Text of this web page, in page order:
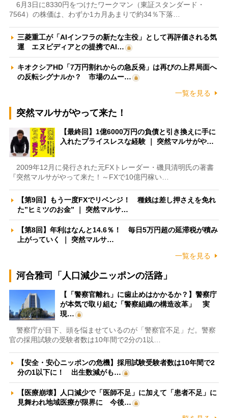
6月3日に8330円をつけたワークマン（東証スタンダード・
7564）の株価は、わずか1カ月あまりで約34％下落…
三菱重工が「AIインフラの新たな主役」として再評価される気
運 エヌビディアとの提携でAI…
キオクシアHD「7万円割れからの急反発」は再びの上昇局面へ
の反転シグナルか？ 市場のムー…
一覧を見る
突然マルサがやって来た！
【最終回】1億6000万円の負債と引き換えに手に
入れたプライスレスな経験 ｜ 突然マルサがや…
2009年12月に発行された元FXトレーダー・磯貝清明氏の著書
『突然マルサがやって来た！～FXで10億円稼い…
【第9回】もう一度FXでリベンジ！ 種銭は差し押さえを免れ
た”ヒミツのお金” ｜ 突然マルサ…
【第8回】年利はなんと14.6％！ 毎日5万円超の延滞税が積み
上がっていく ｜ 突然マルサ…
一覧を見る
河合雅司「人口減少ニッポンの活路」
【「警察官離れ」に歯止めはかかるか？】警察庁
が本気で取り組む「警察組織の構造改革」 実
現…
警察庁が目下、頭を悩ませているのが「警察官不足」だ。警察
官の採用試験の受験者数は10年間で2分の1以…
【安全・安心ニッポンの危機】採用試験受験者数は10年間で2
分の1以下に！ 出生数減がも…
【医療崩壊】人口減少で「医師不足」に加えて「患者不足」に
見舞われ地域医療が限界に 今後…